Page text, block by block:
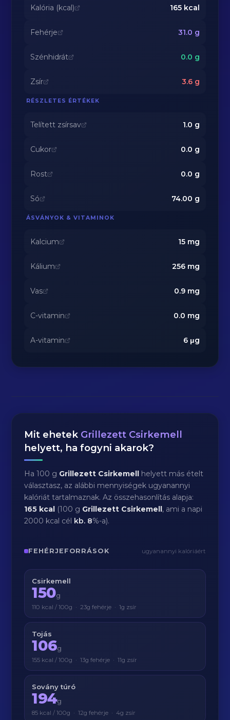
Kalória (kcal) 165kcal
Fehérje 31.0 g
Szénhidrát 0.0 g
Zsír 3.6g
RÉSZLETES ÉRTÉKEK
Telített zsírsav 1.0 g
Cukor 0.0 g
Rost 0.0 g
Só 74.00 g
ÁSVÁNYOK & VITAMINOK
Kalcium 15mg
Kálium 256mg
Vas 0.9mg
C-vitamin 0.0 mg
A-vitamin 6μg
Mit ehetek Grillezett Csirkemell
helyett, ha fogyni akarok?
Ha 100 g Grillezett Csirkemell helyett más ételt
választasz, az alábbi mennyiségek ugyanannyi
kalóriát tartalmaznak. Az összehasonlítás alapja:
165 kcal (100 g Grillezett Csirkemell, ami a napi
2000 kcal cél kb. 8%-a).
FEHÉRJEFORRÁSOK ugyanannyi kalóriáért
Csirkemell
150g
110 kcal / 100g · 23g fehérje · 1g zsír
Tojás
106g
155 kcal / 100g · 13g fehérje · 11g zsír
Sovány túró
194g
85 kcal / 100g · 12g fehérje · 4g zsír